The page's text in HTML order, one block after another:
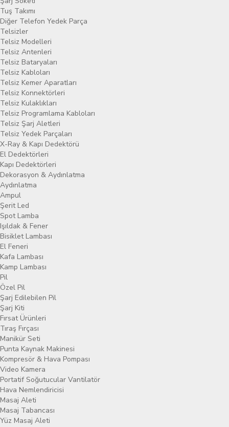
Tuş Takımı
Diğer Telefon Yedek Parça
Telsizler
Telsiz Modelleri
Telsiz Antenleri
Telsiz Bataryaları
Telsiz Kabloları
Telsiz Kemer Aparatları
Telsiz Konnektörleri
Telsiz Kulaklıkları
Telsiz Programlama Kabloları
Telsiz Şarj Aletleri
Telsiz Yedek Parçaları
X-Ray & Kapı Dedektörü
El Dedektörleri
Kapı Dedektörleri
Dekorasyon & Aydınlatma
Aydınlatma
Ampul
Şerit Led
Spot Lamba
Işıldak & Fener
Bisiklet Lambası
El Feneri
Kafa Lambası
Kamp Lambası
Pil
Özel Pil
Şarj Edilebilen Pil
Şarj Kiti
Fırsat Ürünleri
Tıraş Fırçası
Manikür Seti
Punta Kaynak Makinesi
Kompresör & Hava Pompası
Video Kamera
Portatif Soğutucular Vantilatör
Hava Nemlendiricisi
Masaj Aleti
Masaj Tabancası
Yüz Masaj Aleti